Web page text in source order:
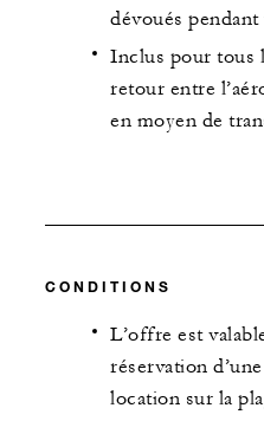
dévoués
Inclus pour tous
retour entre
en moyen de
CONDITIONS
L’offre est
réservation
location sur la